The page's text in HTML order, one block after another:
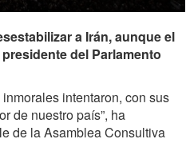
a Irán, aunque el
del Parlamento
intentaron, con sus
de nuestro país”, ha
de la Asamblea Consultiva